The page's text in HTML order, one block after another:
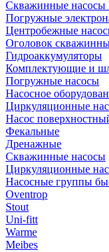
Скважинные насосы
Погружные
Центробежные
Оголовок
Гидроаккумуляторы
Комплектующие и
Погружные насосы
Насосное
Циркуляционные
Насос
Фекальные
Дренажные
Скважинные насосы
Циркуляционные
Насосные группы
Oventrop
Stout
Uni-fitt
Warme
Meibes